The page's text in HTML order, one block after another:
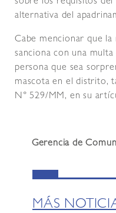
sobre los requisitos
alternativa del
Cabe mencionar que
sanciona con una
persona que sea
mascota en el distrito,
N° 529/MM, en su
Gerencia de
MÁS